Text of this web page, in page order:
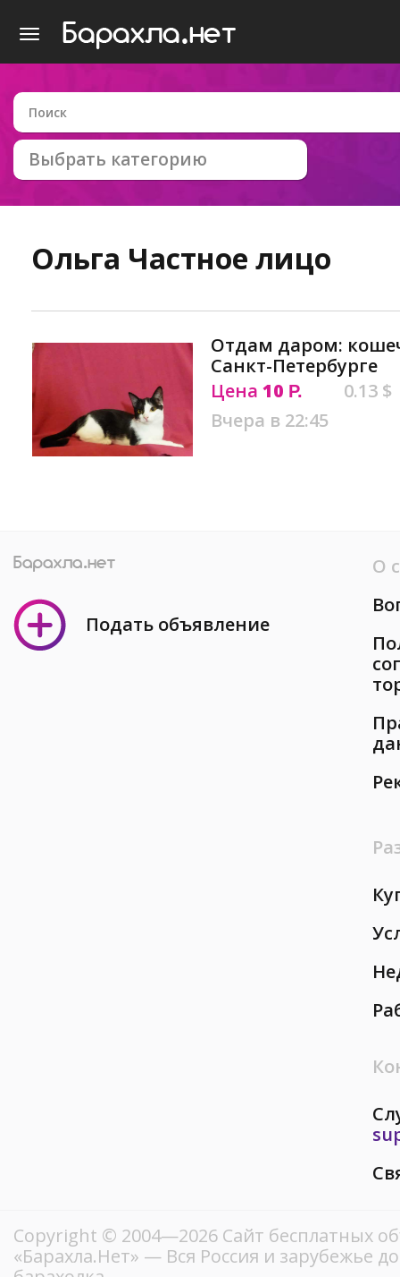
Выбрать категорию
Ольга Частное лицо
Отдам даром:
Санкт-Петербурге
Цена 10 Р.
0.13 $
Вчера в 22:45
Подать объявление
О
Copyright © 2004—2026 Сайт бесплатных
«Барахла.Нет» — Вся Россия и зарубежье